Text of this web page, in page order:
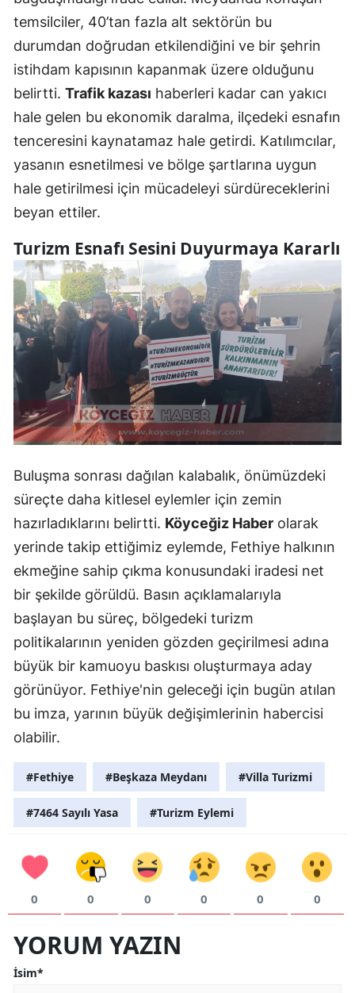
temsilciler, 40’tan fazla alt sektörün bu
durumdan doğrudan etkilendiğini ve bir şehrin
istihdam kapısının kapanmak üzere olduğunu
belirtti. Trafik kazası haberleri kadar can yakıcı
hale gelen bu ekonomik daralma, ilçedeki esnafın
tenceresini kaynatamaz hale getirdi. Katılımcılar,
yasanın esnetilmesi ve bölge şartlarına uygun
hale getirilmesi için mücadeleyi sürdüreceklerini
beyan ettiler.
Turizm Esnafı Sesini Duyurmaya Kararlı
Buluşma sonrası dağılan kalabalık, önümüzdeki
süreçte daha kitlesel eylemler için zemin
hazırladıklarını belirtti. Köyceğiz Haber olarak
yerinde takip ettiğimiz eylemde, Fethiye halkının
ekmeğine sahip çıkma konusundaki iradesi net
bir şekilde görüldü. Basın açıklamalarıyla
başlayan bu süreç, bölgedeki turizm
politikalarının yeniden gözden geçirilmesi adına
büyük bir kamuoyu baskısı oluşturmaya aday
görünüyor. Fethiye'nin geleceği için bugün atılan
bu imza, yarının büyük değişimlerinin habercisi
olabilir.
#Fethiye #Beşkaza Meydanı #Villa Turizmi
#7464 Sayılı Yasa #Turizm Eylemi
0 0 0 0 0 0
YORUM YAZIN
İsim*